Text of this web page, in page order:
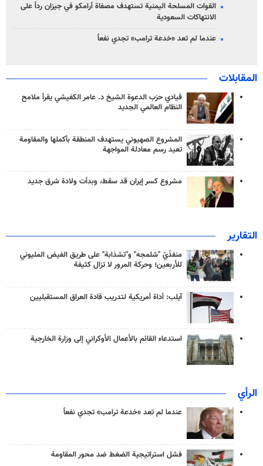
القوات المسلحة اليمنية تستهدف مصفاة أرامكو في جيزان رداً على
الانتهاكات السعودية
عندما لم تعد «خدعة ترامب» تجدي نفعاً
المقابلات
قيادي حزب الدعوة الشيخ د. عامر الكفيشي يقرأ ملامح
النظام العالمي الجديد
المشروع الصهيوني يستهدف المنطقة بأكملها والمقاومة
تعيد رسم معادلة المواجهة
مشروع كسر إيران قد سقط، وبدأت ولادة شرق جديد
التقارير
منفذَيّ "شلمجه" و"تشذابة" على طريق الفيض المليوني
للأربعين؛ وحركة المرور لا تزال كثيفة
آيلب: أداة أمريكية لتدريب قادة العراق المستقبليين
استدعاء القائم بالأعمال الأوكراني إلى وزارة الخارجية
الرأي
عندما لم تعد «خدعة ترامب» تجدي نفعاً
فشل استراتيجية الضغط ضد محور المقاومة